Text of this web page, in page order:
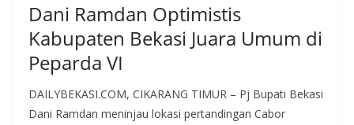
Dani Ramdan Optimistis
Kabupaten Bekasi Juara Umum di
Peparda VI
DAILYBEKASI.COM, CIKARANG TIMUR – Pj Bupati Bekasi
Dani Ramdan meninjau lokasi pertandingan Cabor